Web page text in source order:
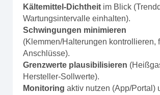
Kältemittel‑Dichtheit im Blick
Wartungsintervalle einhalten).
Schwingungen minimieren
(Klemmen/Halterungen kontrollieren,
Anschlüsse).
Grenzwerte plausibilisieren
Hersteller‑Sollwerte).
Monitoring aktiv nutzen (App/Portal)